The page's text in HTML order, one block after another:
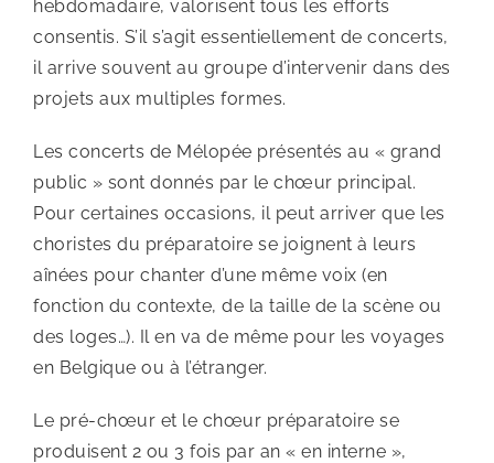
hebdomadaire, valorisent tous les efforts
consentis. S’il s’agit essentiellement de concerts,
il arrive souvent au groupe d’intervenir dans des
projets aux multiples formes.
Les concerts de Mélopée présentés au « grand
public » sont donnés par le chœur principal.
Pour certaines occasions, il peut arriver que les
choristes du préparatoire se joignent à leurs
aînées pour chanter d’une même voix (en
fonction du contexte, de la taille de la scène ou
des loges…). Il en va de même pour les voyages
en Belgique ou à l’étranger.
Le pré-chœur et le chœur préparatoire se
produisent 2 ou 3 fois par an « en interne »,